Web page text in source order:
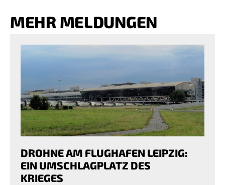
MEHR MELDUNGEN
DROHNE AM FLUGHAFEN LEIPZIG:
EIN UMSCHLAGPLATZ DES
KRIEGES